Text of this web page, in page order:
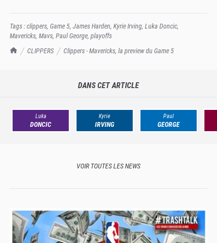
TrashTalk Actu NBA
CLIPPERS Clippers - Mavericks, la preview du Game 5
Tags :clippers, Game 5, James Harden, Kyrie Irving, Luka Doncic,
Mavericks, Mavs, Paul George, playoffs
DANS CET ARTICLE
Luka
DONCIC
Kyrie
IRVING
Paul
GEORGE
VOIR TOUTES LES NEWS